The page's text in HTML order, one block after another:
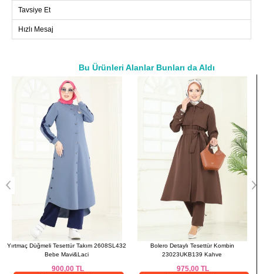
önlemek için özel dikim detaylarına sahiptir. Kemer, tulumla
bütünleşik olup, isteğe bağlı olarak çıkarılabilir.
TULUM BEDEN ÖLÇÜLERİ
42
44
152
152
152
50
152
152
Tavsiye Et
Hızlı Mesaj
Bu Ürünleri Alanlar Bunları da Aldı
Bolero Detaylı Tesettür Kombin
23023UKB139 Kahve
975,00 TL
Beli Kuşaklı Elbise 25029UKB139 Bordo
2.620,85TL